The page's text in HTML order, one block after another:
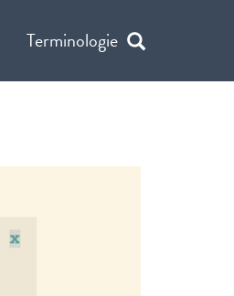
Terminologie